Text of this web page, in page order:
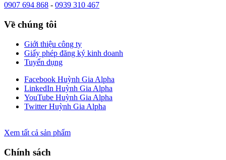
0907 694 868 - 0939 310 467
Về chúng tôi
Giới thiệu công ty
Giấy phép đăng ký kinh doanh
Tuyển dụng
Facebook Huỳnh Gia Alpha
LinkedIn Huỳnh Gia Alpha
YouTube Huỳnh Gia Alpha
Twitter Huỳnh Gia Alpha
Xem tất cả sản phẩm
Chính sách